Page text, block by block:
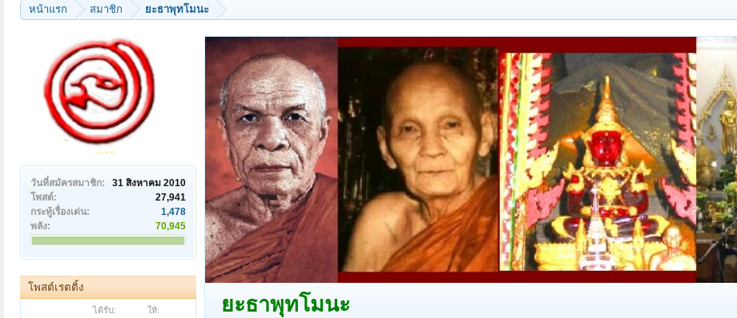
หน้าแรก สมาชิก ยะธาพุทโมนะ
วันที่สมัครสมาชิก:
31 สิงหาคม 2010
โพสต์:
27,941
กระทู้เรื่องเด่น:
1,478
พลัง:
70,945
โพสต์เรตติ้ง
ได้รับ: ให้: ยะธาพุทโมนะ